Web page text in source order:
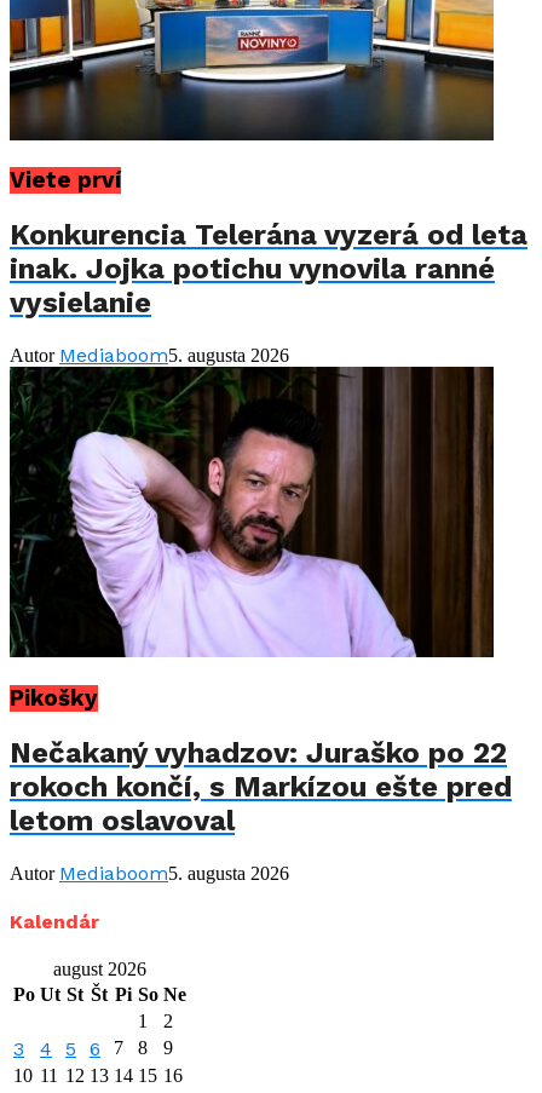
Viete prví
Konkurencia Telerána vyzerá od leta
inak. Jojka potichu vynovila ranné
vysielanie
Autor Mediaboom5. augusta 2026
Pikošky
Nečakaný vyhadzov: Juraško po 22
rokoch končí, s Markízou ešte pred
letom oslavoval
Autor Mediaboom5. augusta 2026
Kalendár
august 2026
Po Ut St Št Pi So Ne
1
2
3 4 5 6 7 8
9
10 11 12 13 14 15 16